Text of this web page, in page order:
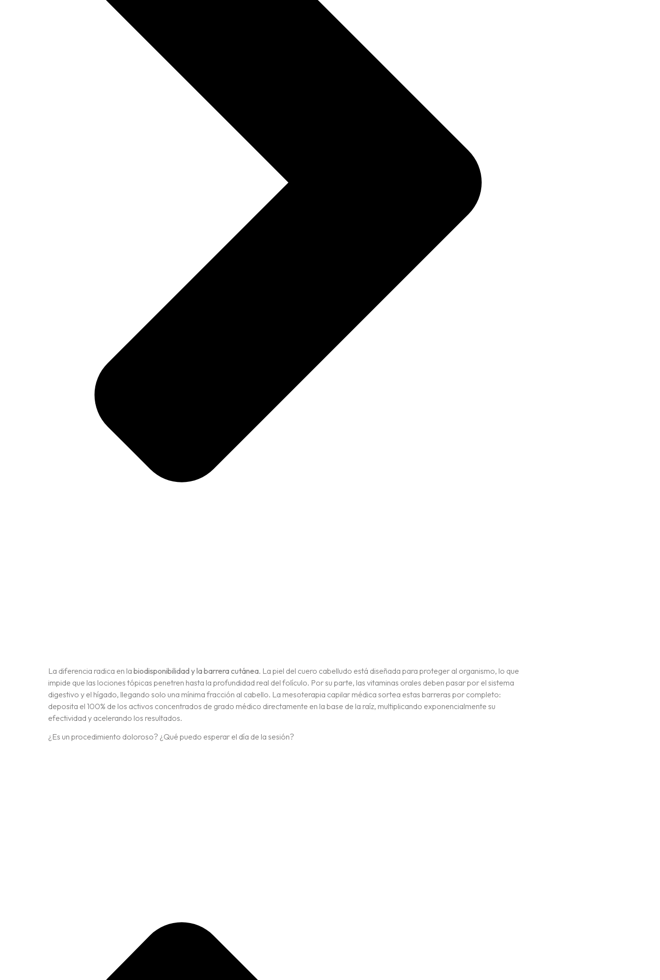
La diferencia radica en la biodisponibilidad y la barrera cutánea. La piel del cuero cabelludo está diseñada para proteger al organismo, lo que
impide que las lociones tópicas penetren hasta la profundidad real del folículo. Por su parte, las vitaminas orales deben pasar por el sistema
digestivo y el hígado, llegando solo una mínima fracción al cabello. La mesoterapia capilar médica sortea estas barreras por completo:
deposita el 100% de los activos concentrados de grado médico directamente en la base de la raíz, multiplicando exponencialmente su
efectividad y acelerando los resultados.
¿Es un procedimiento doloroso? ¿Qué puedo esperar el día de la sesión?